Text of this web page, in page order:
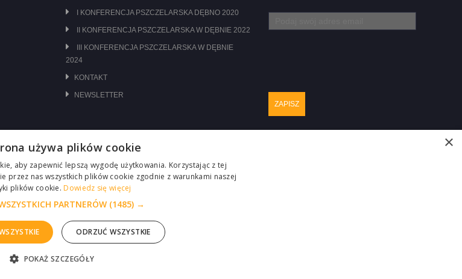
I KONFERENCJA PSZCZELARSKA DĘBNO 2020
II KONFERENCJA PSZCZELARSKA W DĘBNIE 2022
III KONFERENCJA PSZCZELARSKA W DĘBNIE
2024
KONTAKT
NEWSLETTER
×
używa plików cookie
aby zapewnić lepszą wygodę użytkowania. Korzystając z tej
przez nas wszystkich plików cookie zgodnie z warunkami naszej
plików cookie. Dowiedz się więcej
PARTNERÓW (1485) →
ODRZUĆ WSZYSTKIE
POKAŻ SZCZEGÓŁY